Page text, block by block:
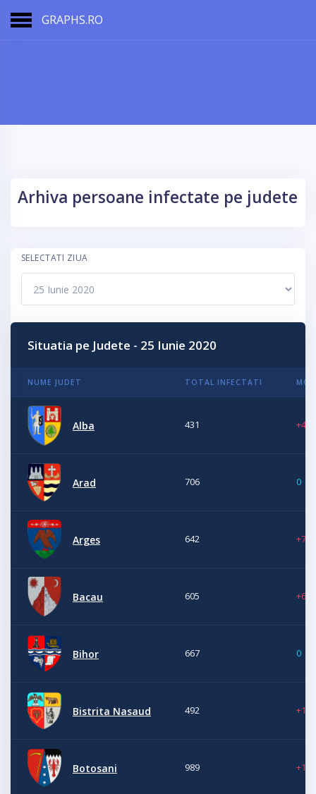
GRAPHS.RO
Arhiva persoane infectate pe judete
SELECTATI ZIUA
Situatia pe Judete - 25 Iunie 2020
NUME JUDET TOTAL INFECTATI
Alba 431 +4
Arad 706 0
Arges 642 +76
Bacau 605 +6
Bihor 667 0
Bistrita Nasaud 492 +13
Botosani 989 +10